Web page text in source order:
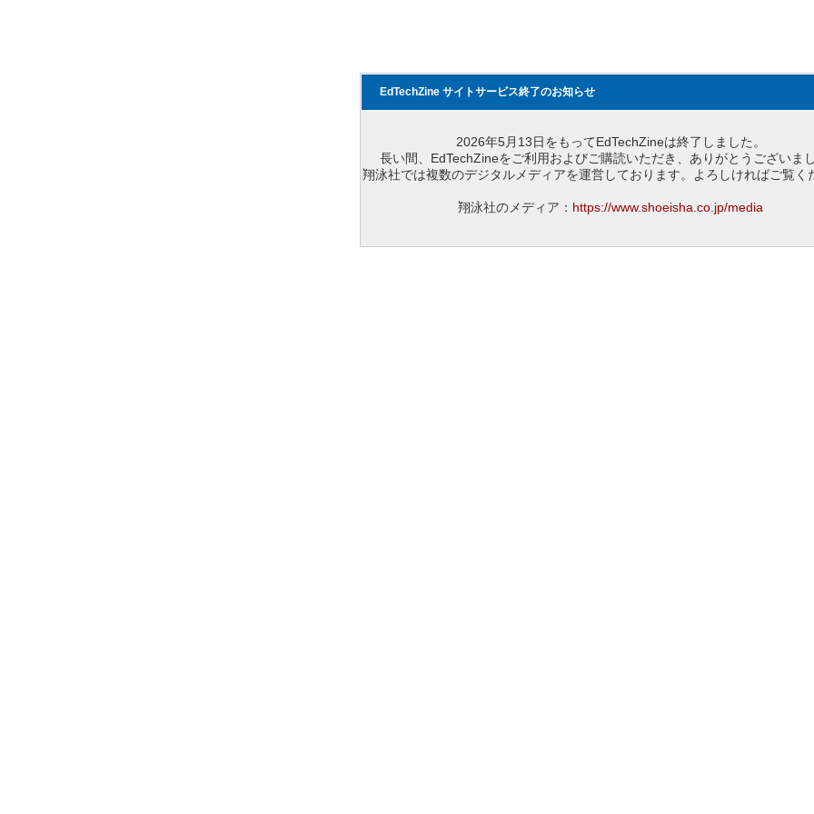
EdTechZine サイトサービス終了のお知らせ
2026年5月13日をもってEdTechZineは終了しました。
長い間、EdTechZineをご利用およびご購読いただき、ありがとうございまし
翔泳社では複数のデジタルメディアを運営しております。よろしければご覧く
翔泳社のメディア： https://www.shoeisha.co.jp/media